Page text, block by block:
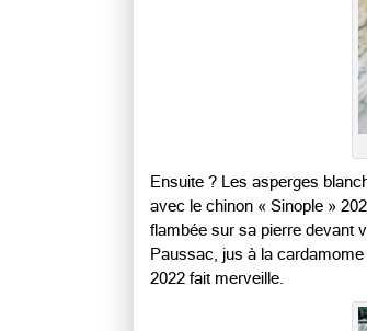
Ensuite ? Les asperges
avec le chinon « Sinople »
flambée sur sa pierre devant
Paussac, jus à la
2022 fait merveille.